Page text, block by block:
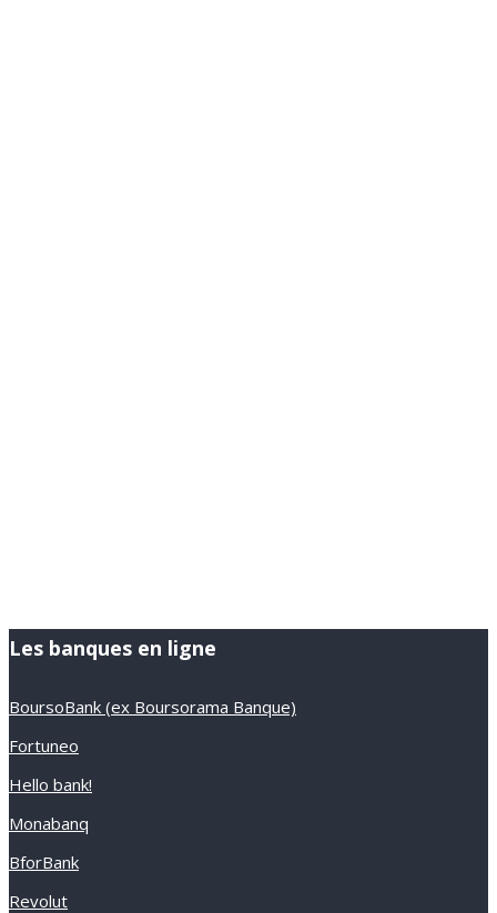
Les banques en ligne
BoursoBank (ex Boursorama Banque)
Fortuneo
Hello bank!
Monabanq
BforBank
Revolut